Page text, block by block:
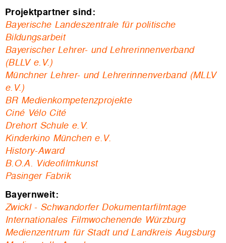
Projektpartner sind:
Bayerische Landeszentrale für politische
Bildungsarbeit
Bayerischer Lehrer- und Lehrerinnenverband
(BLLV e.V.)
Münchner Lehrer- und Lehrerinnenverband (MLLV
e.V.)
BR Medienkompetenzprojekte
Ciné Vélo Cité
Drehort Schule e.V.
Kinderkino München e.V.
History-Award
B.O.A. Videofilmkunst
Pasinger Fabrik
Bayernweit:
Zwickl - Schwandorfer Dokumentarfilmtage
Internationales Filmwochenende Würzburg
Medienzentrum für Stadt und Landkreis Augsburg